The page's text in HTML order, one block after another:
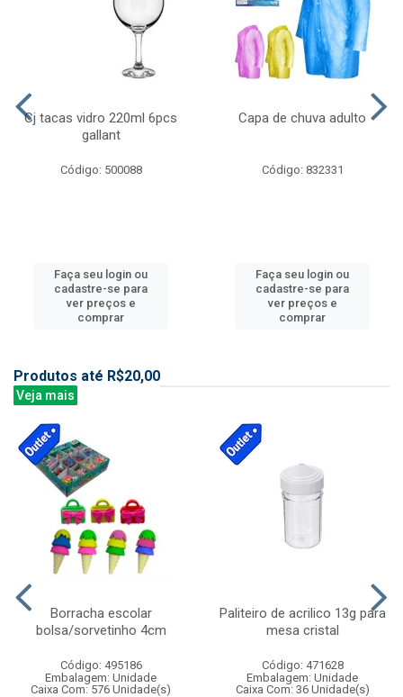
Cj tacas vidro 220ml 6pcs
gallant
Código: 500088
Faça seu login ou
cadastre-se para
ver preços e
comprar
Capa de chuva adulto
Código: 832331
Faça seu login ou
cadastre-se para
ver preços e
comprar
Produtos até R$20,00
Veja mais
Borracha escolar
bolsa/sorvetinho 4cm
Código: 495186
Embalagem: Unidade
Caixa Com: 576 Unidade(s)
Paliteiro de acrilico 13g para
mesa cristal
Código: 471628
Embalagem: Unidade
Caixa Com: 36 Unidade(s)